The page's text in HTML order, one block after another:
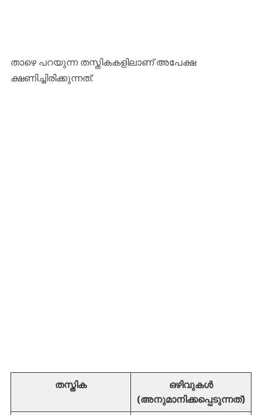
​താഴെ പറയുന്ന തസ്തികകളിലാണ് അപേക്ഷ
ക്ഷണിച്ചിരിക്കുന്നത്:
തസ്തിക
ഒഴിവുകൾ
(അനുമാനിക്കപ്പെടുന്നത്)